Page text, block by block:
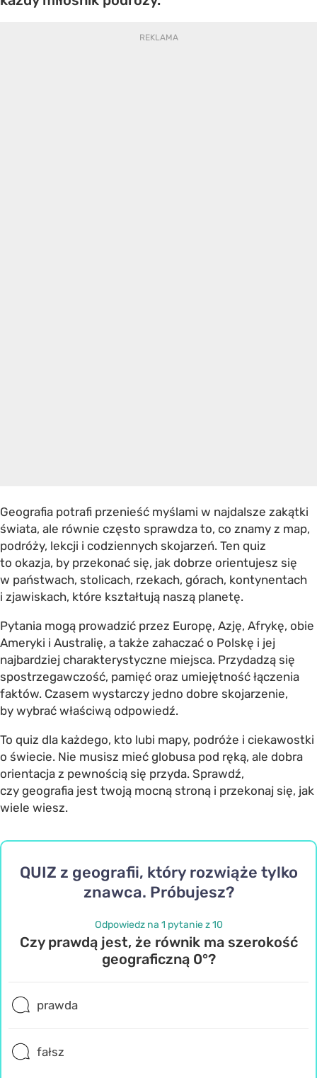
Geografia potrafi przenieść myślami w najdalsze zakątki
świata, ale równie często sprawdza to, co znamy z map,
podróży, lekcji i codziennych skojarzeń. Ten quiz
to okazja, by przekonać się, jak dobrze orientujesz się
w państwach, stolicach, rzekach, górach, kontynentach
i zjawiskach, które kształtują naszą planetę.
Pytania mogą prowadzić przez Europę, Azję, Afrykę, obie
Ameryki i Australię, a także zahaczać o Polskę i jej
najbardziej charakterystyczne miejsca. Przydadzą się
spostrzegawczość, pamięć oraz umiejętność łączenia
faktów. Czasem wystarczy jedno dobre skojarzenie,
by wybrać właściwą odpowiedź.
To quiz dla każdego, kto lubi mapy, podróże i ciekawostki
o świecie. Nie musisz mieć globusa pod ręką, ale dobra
orientacja z pewnością się przyda. Sprawdź,
czy geografia jest twoją mocną stroną i przekonaj się, jak
wiele wiesz.
QUIZ z geografii, który rozwiąże tylko
znawca. Próbujesz?
Odpowiedz na 1 pytanie z 10
Czy prawdą jest, że równik ma szerokość
geograficzną 0°?
prawda
fałsz